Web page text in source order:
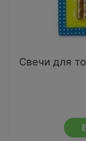
Свечи для